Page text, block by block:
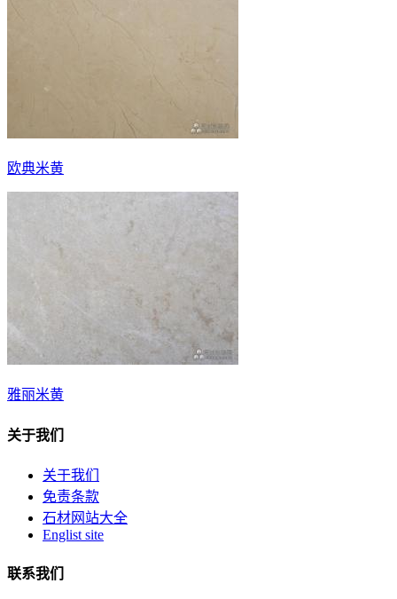
欧典米黄
雅丽米黄
关于我们
关于我们
免责条款
石材网站大全
Englist site
联系我们